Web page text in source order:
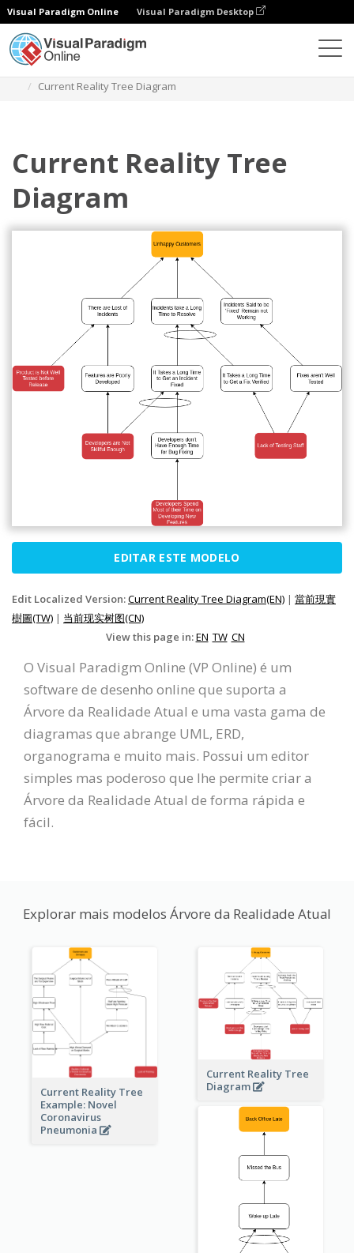
Visual Paradigm Online Visual Paradigm Desktop
Current Reality Tree Diagram
Current Reality Tree
Diagram
EDITAR ESTE MODELO
Edit Localized Version:Current Reality Tree Diagram(EN) | 當前現實
樹圖(TW) | 当前现实树图(CN)
View this page in:EN TW CN
O Visual Paradigm Online (VP Online) é um
software de desenho online que suporta a
Árvore da Realidade Atual e uma vasta gama de
diagramas que abrange UML, ERD,
organograma e muito mais. Possui um editor
simples mas poderoso que lhe permite criar a
Árvore da Realidade Atual de forma rápida e
fácil.
Explorar mais modelos Árvore da Realidade Atual
Current Reality Tree
Example: Novel
Coronavirus
Pneumonia
Current Reality Tree
Diagram